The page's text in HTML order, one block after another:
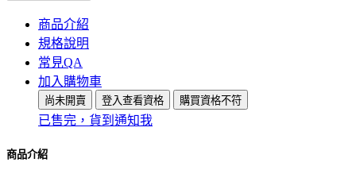
商品介紹
規格說明
常見QA
加入購物車
尚未開賣 登入查看資格 購買資格不符
已售完，貨到通知我
商品介紹